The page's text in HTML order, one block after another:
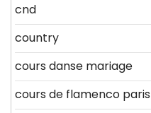
cnd
country
cours danse mariage
cours de flamenco paris